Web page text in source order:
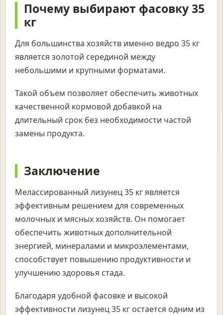
Почему выбирают фасовку 35
кг
Для большинства хозяйств именно ведро 35 кг
является золотой серединой между
небольшими и крупными форматами.
Такой объем позволяет обеспечить животных
качественной кормовой добавкой на
длительный срок без необходимости частой
замены продукта.
Заключение
Мелассированный лизунец 35 кг является
эффективным решением для современных
молочных и мясных хозяйств. Он помогает
обеспечить животных дополнительной
энергией, минералами и микроэлементами,
способствует повышению продуктивности и
улучшению здоровья стада.
Благодаря удобной фасовке и высокой
эффективности лизунец 35 кг остается одним из